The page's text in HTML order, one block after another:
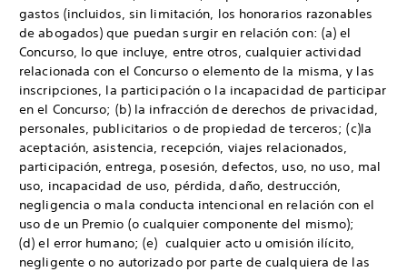
gastos (incluidos, sin limitación, los honorarios razonables
de abogados) que puedan surgir en relación con: (a) el
Concurso, lo que incluye, entre otros, cualquier actividad
relacionada con el Concurso o elemento de la misma, y las
inscripciones, la participación o la incapacidad de participar
en el Concurso; (b) la infracción de derechos de privacidad,
personales, publicitarios o de propiedad de terceros; (c)la
aceptación, asistencia, recepción, viajes relacionados,
participación, entrega, posesión, defectos, uso, no uso, mal
uso, incapacidad de uso, pérdida, daño, destrucción,
negligencia o mala conducta intencional en relación con el
uso de un Premio (o cualquier componente del mismo);
(d) el error humano; (e) cualquier acto u omisión ilícito,
negligente o no autorizado por parte de cualquiera de las